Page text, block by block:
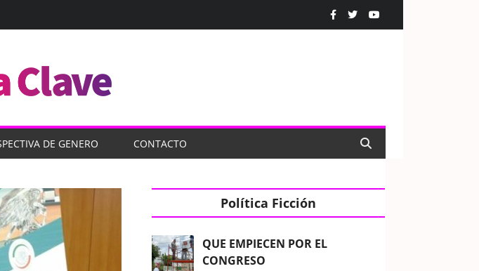
DE GENERO CONTACTO
Política Ficción
QUE EMPIECEN POR EL
CONGRESO